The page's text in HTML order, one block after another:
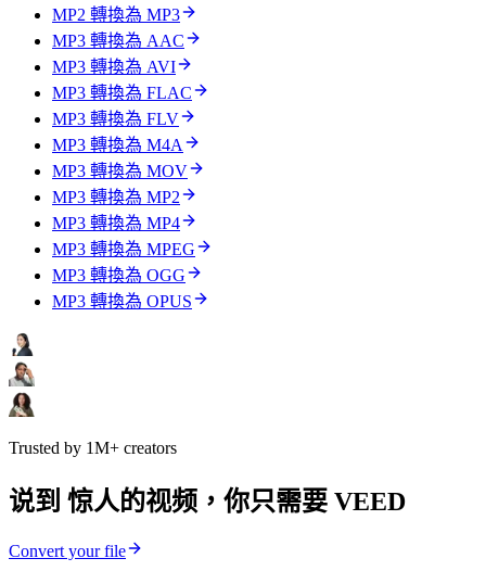
MP2 轉換為 MP3
MP3 轉換為 AAC
MP3 轉換為 AVI
MP3 轉換為 FLAC
MP3 轉換為 FLV
MP3 轉換為 M4A
MP3 轉換為 MOV
MP3 轉換為 MP2
MP3 轉換為 MP4
MP3 轉換為 MPEG
MP3 轉換為 OGG
MP3 轉換為 OPUS
Trusted by 1M+ creators
说到 惊人的视频，你只需要 VEED
Convert your file